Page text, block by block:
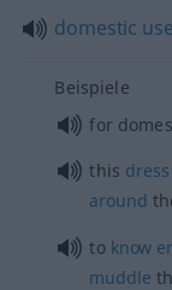
domestic use
Beispiele
for
this dress
around
to know
muddle